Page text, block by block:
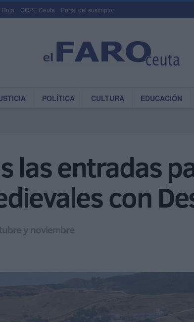
Roja COPE Ceuta Portal del suscriptor
POLÍTICA CULTURA EDUCACIÓN
las entradas
con
y noviembre